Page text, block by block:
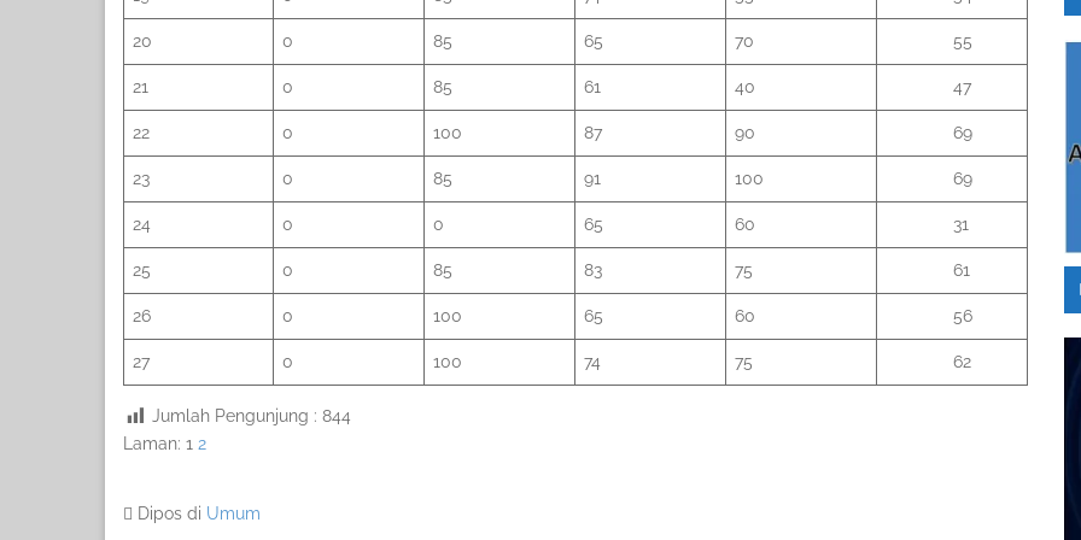
20 0 85 65 70 55
21 0 85 61 40 47
22 0 100 87 90 69
23 0 85 91 100 69
24 0 0 65 60 31
25 0 85 83 75 61
26 0 100 65 60 56
27 0 100 74 75 62
Jumlah Pengunjung : 844
Laman: 1 2
Dipos di Umum